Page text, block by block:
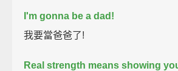
I'm gonna be a dad!
我要當爸爸了!
Real strength means showing